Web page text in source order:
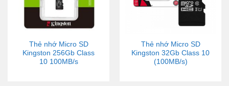
Thẻ nhớ Micro SD
Kingston 256Gb Class
10 100MB/s
Thẻ nhớ Micro SD
Kingston 32Gb Class 10
(100MB/s)